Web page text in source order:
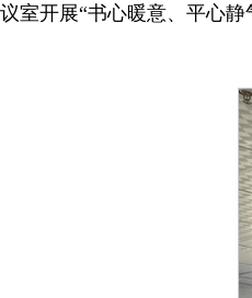
议室开展“书心暖意、平心